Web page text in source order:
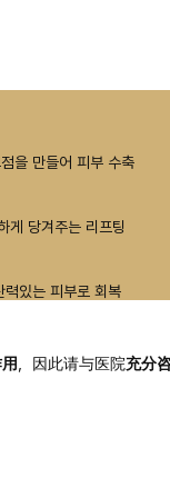
을 만들어 피부 수축
게 당겨주는 리프팅
력있는 피부로 회복
，因此请与医院充分